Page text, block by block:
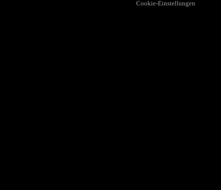
Cookie-Einstellungen